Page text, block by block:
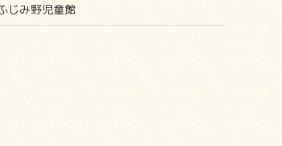
じみ野児童館